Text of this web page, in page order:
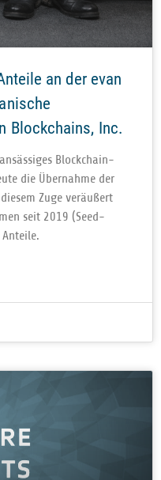
an der evan
Blockchains, Inc.
Block­chain-
die Über­nahme der
Zuge ver­äu­ßert
seit 2019 (Seed-